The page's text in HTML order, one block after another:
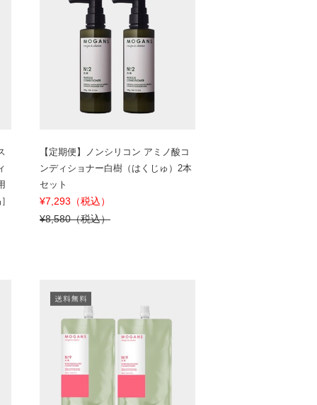
【定期便】ノンシリコン アミノ酸コ
ンディショナー白樹（はくじゅ）2本
セット
¥7,293（税込）
¥8,580（税込）